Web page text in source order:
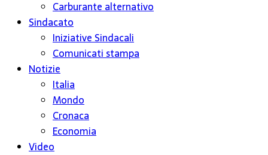
Carburante alternativo
Sindacato
Iniziative Sindacali
Comunicati stampa
Notizie
Italia
Mondo
Cronaca
Economia
Video